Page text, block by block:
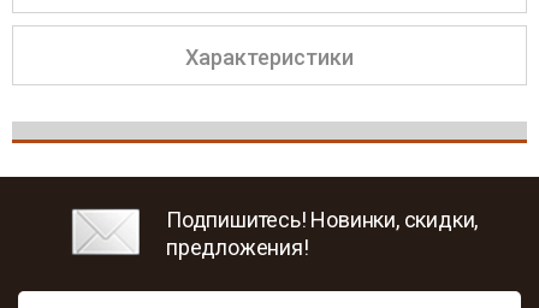
Характеристики
Подпишитесь! Новинки, скидки,
предложения!